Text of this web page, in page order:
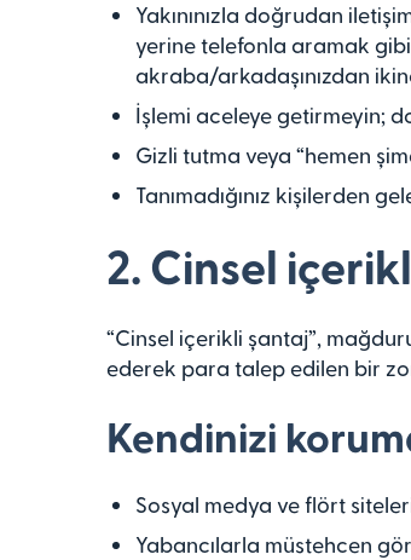
Yakınınızla doğrudan
yerine telefonla aramak
akraba/arkadaşınızdan
İşlemi aceleye getirmeyin;
Gizli tutma veya “hemen
Tanımadığınız kişilerden
2. Cinsel
“Cinsel içerikli şantaj”,
ederek para talep edilen bir
Kendinizi
Sosyal medya ve flört
Yabancılarla müstehcen